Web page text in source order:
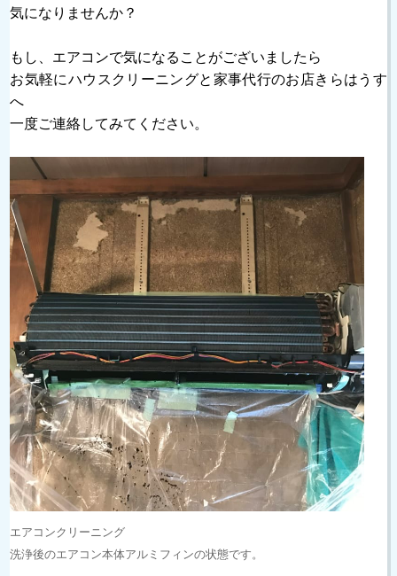
気になりませんか？
もし、エアコンで気になることがございましたら
お気軽にハウスクリーニングと家事代行のお店きらはうす
へ
一度ご連絡してみてください。
エアコンクリーニング
洗浄後のエアコン本体アルミフィンの状態です。